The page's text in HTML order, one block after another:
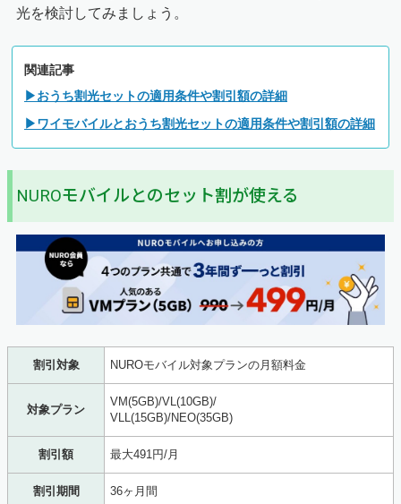
光を検討してみましょう。
関連記事
▶おうち割光セットの適用条件や割引額の詳細
▶ワイモバイルとおうち割光セットの適用条件や割引額の詳細
NUROモバイルとのセット割が使える
割引対象 NUROモバイル対象プランの月額料金
対象プラン
VM(5GB)/VL(10GB)/
VLL(15GB)/NEO(35GB)
割引額 最大491円/月
割引期間 36ヶ月間